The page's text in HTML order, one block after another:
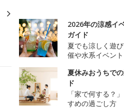
2026年の涼感イ
ガイド
夏でも涼しく遊
催や水系イベン
夏休みおうちで
ド
「家で何する？
すめの過ごし方